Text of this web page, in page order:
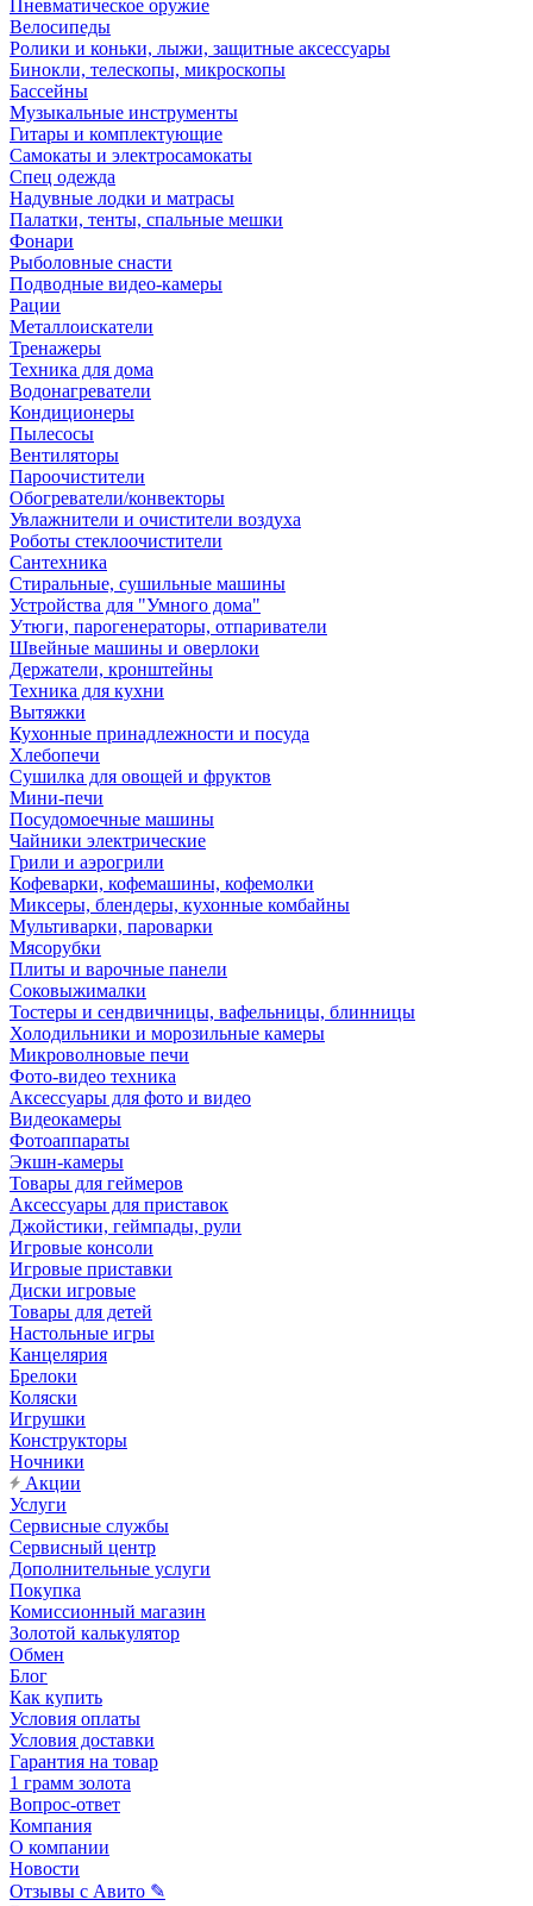
Пневматическое оружие
Велосипеды
Ролики и коньки, лыжи, защитные аксессуары
Бинокли, телескопы, микроскопы
Бассейны
Музыкальные инструменты
Гитары и комплектующие
Самокаты и электросамокаты
Спец одежда
Надувные лодки и матрасы
Палатки, тенты, спальные мешки
Фонари
Рыболовные снасти
Подводные видео-камеры
Рации
Металлоискатели
Тренажеры
Техника для дома
Водонагреватели
Кондиционеры
Пылесосы
Вентиляторы
Пароочистители
Обогреватели/конвекторы
Увлажнители и очистители воздуха
Роботы стеклоочистители
Сантехника
Стиральные, сушильные машины
Устройства для "Умного дома"
Утюги, парогенераторы, отпариватели
Швейные машины и оверлоки
Держатели, кронштейны
Техника для кухни
Вытяжки
Кухонные принадлежности и посуда
Хлебопечи
Сушилка для овощей и фруктов
Мини-печи
Посудомоечные машины
Чайники электрические
Грили и аэрогрили
Кофеварки, кофемашины, кофемолки
Миксеры, блендеры, кухонные комбайны
Мультиварки, пароварки
Мясорубки
Плиты и варочные панели
Соковыжималки
Тостеры и сендвичницы, вафельницы, блинницы
Холодильники и морозильные камеры
Микроволновые печи
Фото-видео техника
Аксессуары для фото и видео
Видеокамеры
Фотоаппараты
Экшн-камеры
Товары для геймеров
Аксессуары для приставок
Джойстики, геймпады, рули
Игровые консоли
Игровые приставки
Диски игровые
Товары для детей
Настольные игры
Канцелярия
Брелоки
Коляски
Игрушки
Конструкторы
Ночники
Акции
Услуги
Сервисные службы
Сервисный центр
Дополнительные услуги
Покупка
Комиссионный магазин
Золотой калькулятор
Обмен
Блог
Как купить
Условия оплаты
Условия доставки
Гарантия на товар
1 грамм золота
Вопрос-ответ
Компания
О компании
Новости
Отзывы с Авито ✎